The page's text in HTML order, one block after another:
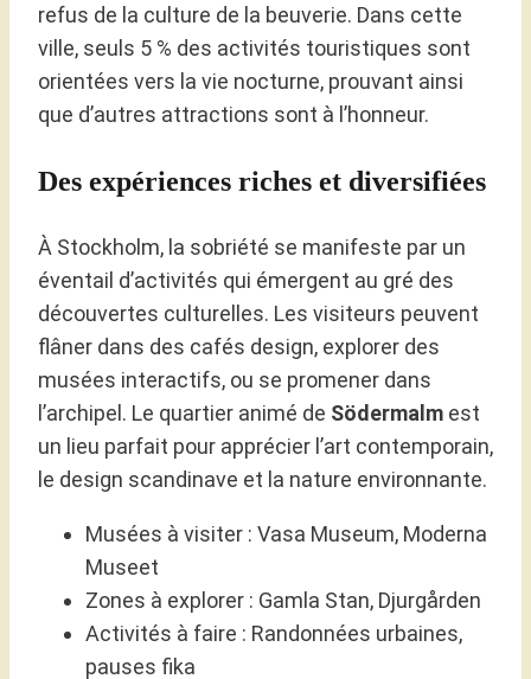
refus de la culture de la beuverie. Dans cette
ville, seuls 5 % des activités touristiques sont
orientées vers la vie nocturne, prouvant ainsi
que d’autres attractions sont à l’honneur.
Des expériences riches et diversifiées
À Stockholm, la sobriété se manifeste par un
éventail d’activités qui émergent au gré des
découvertes culturelles. Les visiteurs peuvent
flâner dans des cafés design, explorer des
musées interactifs, ou se promener dans
l’archipel. Le quartier animé de Södermalm est
un lieu parfait pour apprécier l’art contemporain,
le design scandinave et la nature environnante.
Musées à visiter : Vasa Museum, Moderna
Museet
Zones à explorer : Gamla Stan, Djurgården
Activités à faire : Randonnées urbaines,
pauses fika